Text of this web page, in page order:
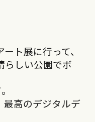
ト展に行って、
らしい公園でボ
最高のデジタルデ